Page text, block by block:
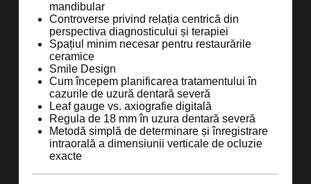
mandibular
Controverse privind relația centrică din
perspectiva diagnosticului și terapiei
Spațiul minim necesar pentru restaurările
ceramice
Smile Design
Cum începem planificarea tratamentului în
cazurile de uzură dentară severă
Leaf gauge vs. axiografie digitală
Regula de 18 mm în uzura dentară severă
Metodă simplă de determinare și înregistrare
intraorală a dimensiunii verticale de ocluzie
exacte